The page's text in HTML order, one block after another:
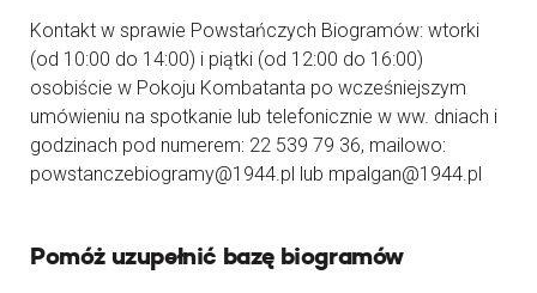
Kontakt w sprawie Powstańczych Biogramów: wtorki
(od 10:00 do 14:00) i piątki (od 12:00 do 16:00)
osobiście w Pokoju Kombatanta po wcześniejszym
umówieniu na spotkanie lub telefonicznie w ww. dniach i
godzinach pod numerem: 22 539 79 36, mailowo:
powstanczebiogramy@1944.pl lub mpalgan@1944.pl
Pomóż uzupełnić bazę biogramów